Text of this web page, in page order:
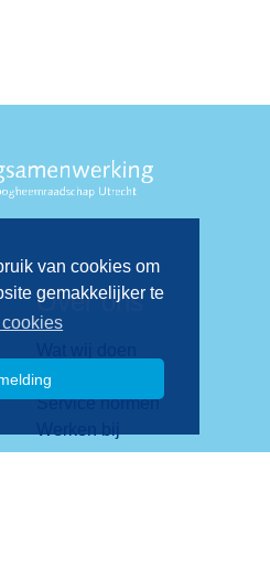
van cookies om
gemakkelijker te
cookies
Over ons
Visie & missie
Service normen